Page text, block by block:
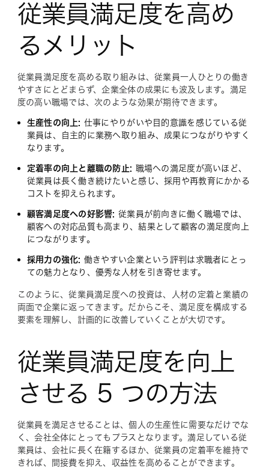
従業員満足度を高め
るメリット
従業員満足度を高める取り組みは、従業員一人ひとりの働き
やすさにとどまらず、企業全体の成果にも波及します。満足
度の高い職場では、次のような効果が期待できます。
生産性の向上: 仕事にやりがいや目的意識を感じている従
業員は、自主的に業務へ取り組み、成果につながりやすく
なります。
定着率の向上と離職の防止: 職場への満足度が高いほど、
従業員は長く働き続けたいと感じ、採用や再教育にかかる
コストを抑えられます。
顧客満足度への好影響: 従業員が前向きに働く職場では、
顧客への対応品質も高まり、結果として顧客の満足度向上
につながります。
採用力の強化: 働きやすい企業という評判は求職者にとっ
ての魅力となり、優秀な人材を引き寄せます。
このように、従業員満足度への投資は、人材の定着と業績の
両面で企業に返ってきます。だからこそ、満足度を構成する
要素を理解し、計画的に改善していくことが大切です。
従業員満足度を向上
させる 5 つの方法
従業員を満足させることは、個人の生産性に需要なだけでな
く、会社全体にとってもプラスとなります。満足している従
業員は、会社に長く在籍するほか、従業員の定着率を維持で
きれば、間接費を抑え、収益性を高めることができます。